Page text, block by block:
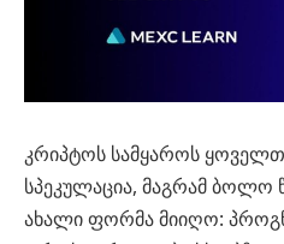
კრიპტოს სამყაროს
სპეკულაცია, მაგრამ ბოლო
ახალი ფორმა მიიღო: